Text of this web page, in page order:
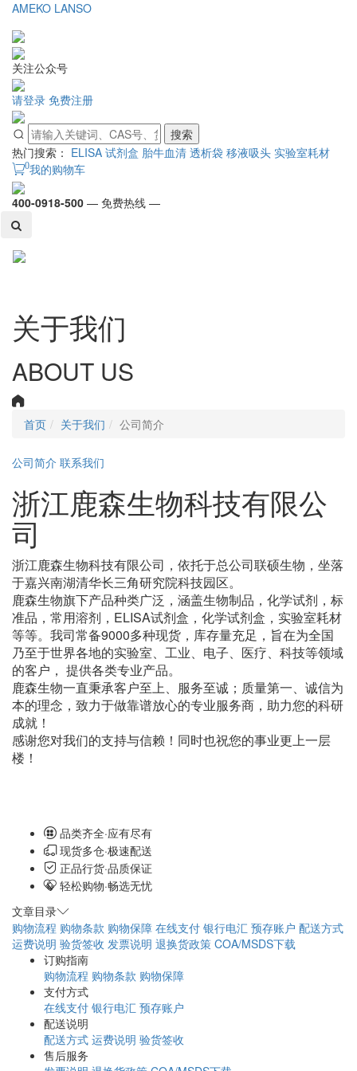
AMEKO LANSO
关注公众号
请登录 免费注册
搜索
热门搜索： ELISA 试剂盒 胎牛血清 透析袋 移液吸头 实验室耗材
0我的购物车
400-0918-500 — 免费热线 —
关于我们
ABOUT US
首页 关于我们 公司简介
公司简介 联系我们
浙江鹿森生物科技有限公
司
浙江鹿森生物科技有限公司，依托于总公司联硕生物，坐落
于嘉兴南湖清华长三角研究院科技园区。
鹿森生物旗下产品种类广泛，涵盖生物制品，化学试剂，标
准品，常用溶剂，ELISA试剂盒，化学试剂盒，实验室耗材
等等。我司常备9000多种现货，库存量充足，旨在为全国
乃至于世界各地的实验室、工业、电子、医疗、科技等领域
的客户， 提供各类专业产品。
鹿森生物一直秉承客户至上、服务至诚；质量第一、诚信为
本的理念，致力于做靠谱放心的专业服务商，助力您的科研
成就！
感谢您对我们的支持与信赖！同时也祝您的事业更上一层
楼！
品类齐全·应有尽有
现货多仓·极速配送
正品行货·品质保证
轻松购物·畅选无忧
文章目录
购物流程 购物条款 购物保障 在线支付 银行电汇 预存账户 配送方式
运费说明 验货签收 发票说明 退换货政策 COA/MSDS下载
订购指南
购物流程 购物条款 购物保障
支付方式
在线支付 银行电汇 预存账户
配送说明
配送方式 运费说明 验货签收
售后服务